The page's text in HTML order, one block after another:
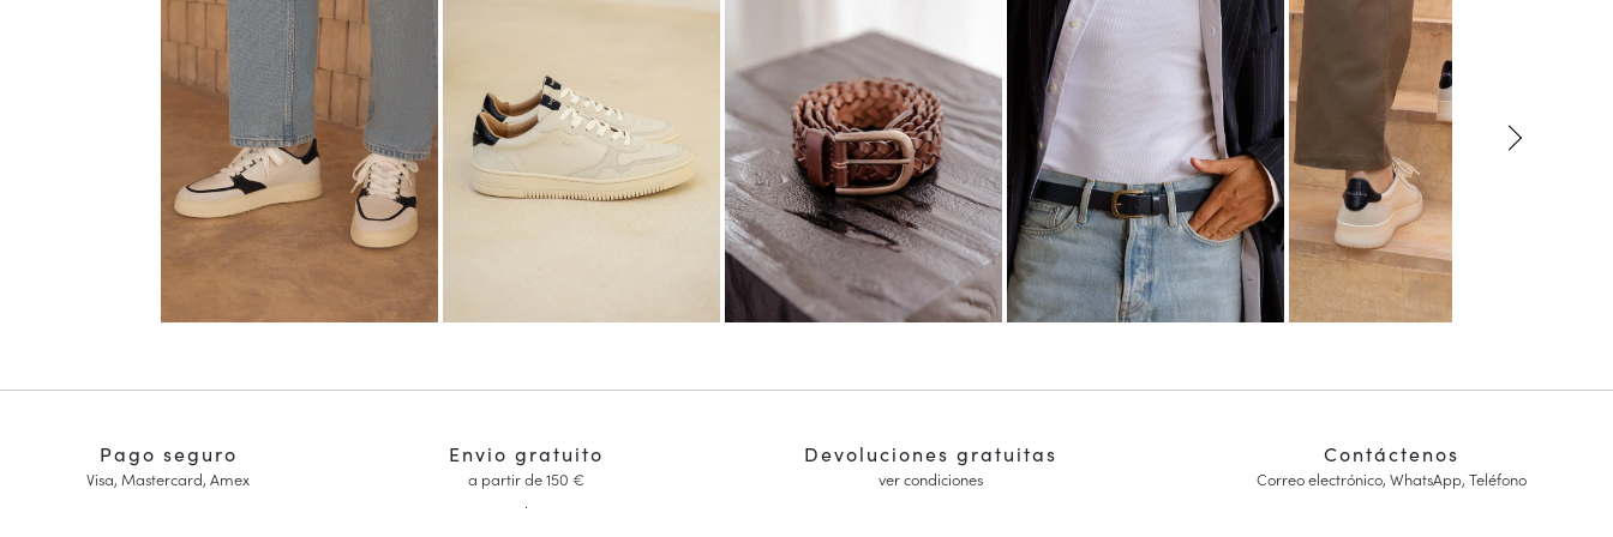
Envio gratuito
a partir de 150 €
.
Devoluciones gratuitas
ver condiciones
Pago seguro
Visa, Mastercard, Amex
Contáctenos
Correo electrónico, WhatsApp, Teléfono